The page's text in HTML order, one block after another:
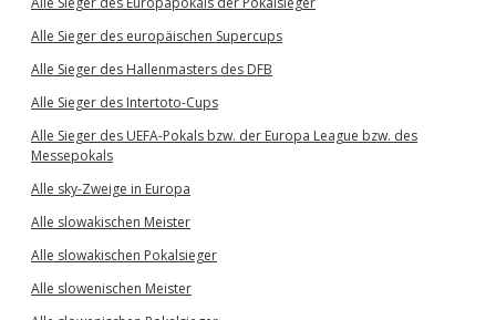
Alle Sieger des europäischen Supercups
Alle Sieger des Hallenmasters des DFB
Alle Sieger des Intertoto-Cups
Alle Sieger des UEFA-Pokals bzw. der Europa League bzw. des
Messepokals
Alle sky-Zweige in Europa
Alle slowakischen Meister
Alle slowakischen Pokalsieger
Alle slowenischen Meister